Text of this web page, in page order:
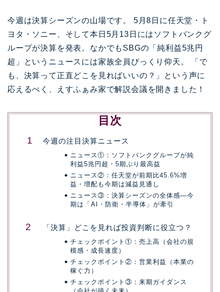
今週は決算シーズンの山場です。 5月8日に任天堂・ト
ヨタ・ソニー、そして本日5月13日にはソフトバンクグ
ループが決算を発表。なかでもSBGの「純利益5兆円
超」というニュースには家族全員びっくり仰天。 「で
も、決算って正直どこを見ればいいの？」という声に
応えるべく、えすふぁみ家で解説会議を開きました！
目次
今週の注目決算ニュース
ニュース①：ソフトバンクグループが純
利益5兆円超・5期ぶり最高益
ニュース②：任天堂が前期比45.6%増
益・増配も今期は減益見通し
ニュース③：決算シーズンの全体感―今
期は「AI・防衛・半導体」が牽引
「決算」どこを見れば投資判断に役立つ？
チェックポイント①：売上高（会社の規
模感・成長速度）
チェックポイント②：営業利益（本業の
稼ぐ力）
チェックポイント③：来期ガイダンス